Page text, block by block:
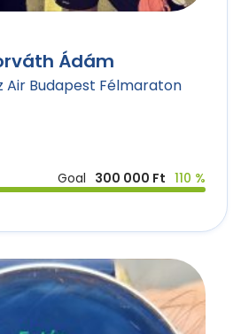
Ádám
Air Budapest Félmaraton
Goal 300 000 Ft 110 %